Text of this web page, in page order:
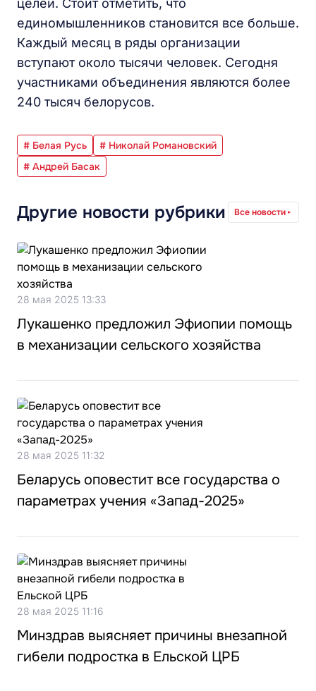
целей. Стоит отметить, что
единомышленников становится все больше.
Каждый месяц в ряды организации
вступают около тысячи человек. Сегодня
участниками объединения являются более
240 тысяч белорусов.
# Белая Русь
# Николай Романовский
# Андрей Басак
Другие новости рубрики Все новости
28 мая 2025 13:33
Лукашенко предложил Эфиопии помощь
в механизации сельского хозяйства
28 мая 2025 11:32
Беларусь оповестит все государства о
параметрах учения «Запад-2025»
28 мая 2025 11:16
Минздрав выясняет причины внезапной
гибели подростка в Ельской ЦРБ